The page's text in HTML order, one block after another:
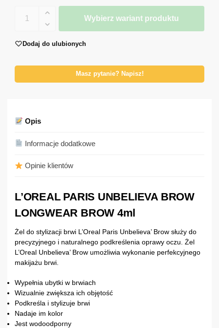
Wybierz wariant produktu
Dodaj do ulubionych
Masz pytanie? Napisz!
Opis
Informacje dodatkowe
Opinie klientów
L’OREAL PARIS UNBELIEVA BROW
LONGWEAR BROW 4ml
Żel do stylizacji brwi L’Oreal Paris Unbelieva’ Brow służy do
precyzyjnego i naturalnego podkreślenia oprawy oczu. Żel
L’Oreal Unbelieva’ Brow umożliwia wykonanie perfekcyjnego
makijażu brwi.
Wypełnia ubytki w brwiach
Wizualnie zwiększa ich objętość
Podkreśla i stylizuje brwi
Nadaje im kolor
Jest wodoodporny